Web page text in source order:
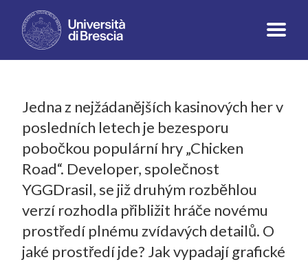
Jedna z nejžádanějších kasinových her v
posledních letech je bezesporu
pobočkou populární hry „Chicken
Road“. Developer, společnost
YGGDrasil, se již druhým rozběhlou
verzí rozhodla přibližit hráče novému
prostředí plnému zvídavých detailů. O
jaké prostředí jde? Jak vypadají grafické